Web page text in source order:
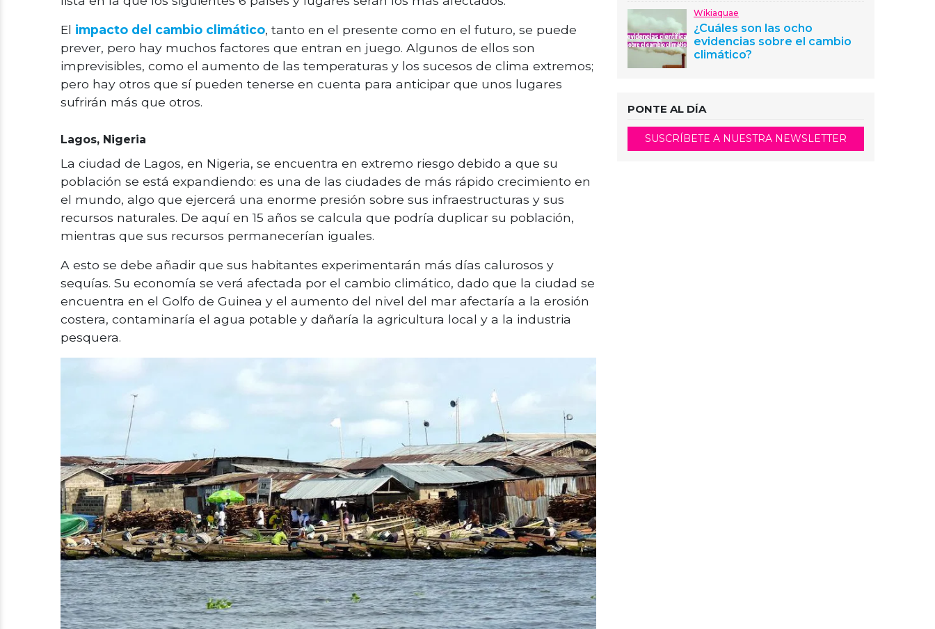
El impacto del cambio climático, tanto en el presente como en el futuro, se puede
prever, pero hay muchos factores que entran en juego. Algunos de ellos son
imprevisibles, como el aumento de las temperaturas y los sucesos de clima extremos;
pero hay otros que sí pueden tenerse en cuenta para anticipar que unos lugares
sufrirán más que otros.
Lagos, Nigeria
La ciudad de Lagos, en Nigeria, se encuentra en extremo riesgo debido a que su
población se está expandiendo: es una de las ciudades de más rápido crecimiento en
el mundo, algo que ejercerá una enorme presión sobre sus infraestructuras y sus
recursos naturales. De aquí en 15 años se calcula que podría duplicar su población,
mientras que sus recursos permanecerían iguales.
A esto se debe añadir que sus habitantes experimentarán más días calurosos y
sequías. Su economía se verá afectada por el cambio climático, dado que la ciudad se
encuentra en el Golfo de Guinea y el aumento del nivel del mar afectaría a la erosión
costera, contaminaría el agua potable y dañaría la agricultura local y a la industria
pesquera.
Wikiaquae
¿Cuáles son las ocho
evidencias sobre el cambio
climático?
PONTE AL DÍA
SUSCRÍBETE A NUESTRA NEWSLETTER